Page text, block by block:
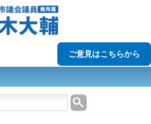
ご意見はこちらから